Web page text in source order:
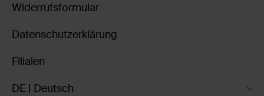
Widerrufsformular
Datenschutzerklärung
Filialen
DE | Deutsch